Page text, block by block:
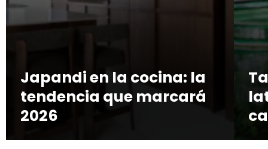
Japandi en la cocina: la
tendencia que marcará
2026